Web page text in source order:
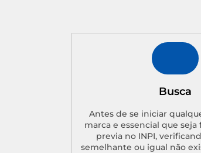
Busca
Antes de se iniciar
marca e essencial que seja
previa no INPI,
semelhante ou igual não